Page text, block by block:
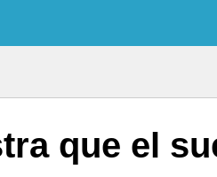
que el